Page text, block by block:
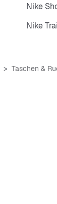
Nike
Nike
Taschen &